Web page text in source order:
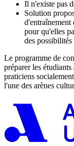
Il n'existe pas
Solution
d'entraînement
pour qu'elles
des
Le programme de
préparer les
praticiens
l'une des arènes